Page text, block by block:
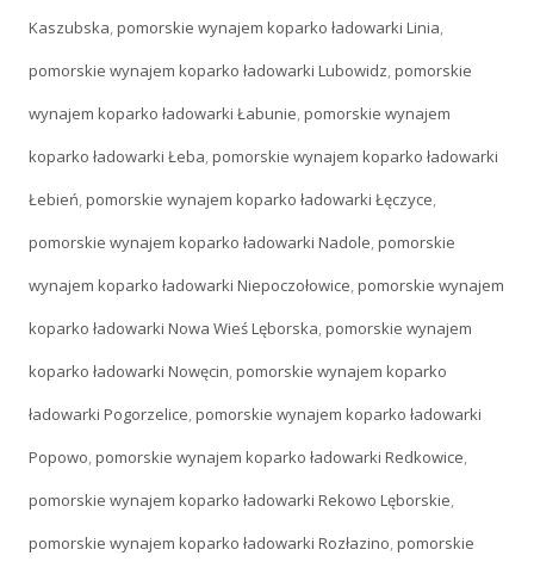
Kaszubska,pomorskie wynajem koparko ładowarki Linia,
pomorskie wynajem koparko ładowarki Lubowidz,pomorskie
wynajem koparko ładowarki Łabunie,pomorskie wynajem
koparko ładowarki Łeba,pomorskie wynajem koparko ładowarki
Łebień,pomorskie wynajem koparko ładowarki Łęczyce,
pomorskie wynajem koparko ładowarki Nadole,pomorskie
wynajem koparko ładowarki Niepoczołowice,pomorskie wynajem
koparko ładowarki Nowa Wieś Lęborska,pomorskie wynajem
koparko ładowarki Nowęcin,pomorskie wynajem koparko
ładowarki Pogorzelice,pomorskie wynajem koparko ładowarki
Popowo,pomorskie wynajem koparko ładowarki Redkowice,
pomorskie wynajem koparko ładowarki Rekowo Lęborskie,
pomorskie wynajem koparko ładowarki Rozłazino,pomorskie